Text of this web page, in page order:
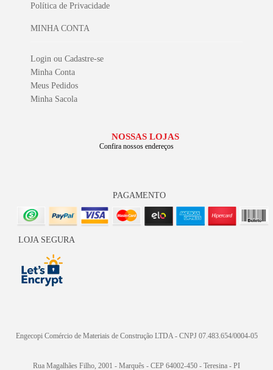
Política de Privacidade
MINHA CONTA
Login ou Cadastre-se
Minha Conta
Meus Pedidos
Minha Sacola
NOSSAS LOJAS
Confira nossos endereços
PAGAMENTO
LOJA SEGURA
Engecopi Comércio de Materiais de Construção LTDA - CNPJ 07.483.654/0004-05
Rua Magalhães Filho, 2001 - Marquês - CEP 64002-450 - Teresina - PI